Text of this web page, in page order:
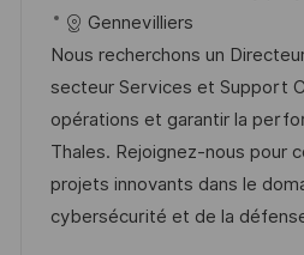
c
a
c
i
ó
n
c
h
a
d
e
p
u
e
e
m
p
l
e
a
t
e
g
o
r
í
Gennevilliers
Nous recherchons un
secteur Services et Support
opérations et garantir la
Thales. Rejoignez-nous pour
projets innovants dans le
cybersécurité et de la